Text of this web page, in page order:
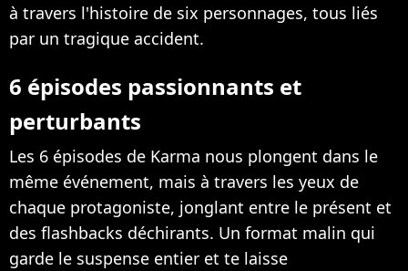
à travers l'histoire de six personnages, tous liés
par un tragique accident.
6 épisodes passionnants et
perturbants
Les 6 épisodes de Karma nous plongent dans le
même événement, mais à travers les yeux de
chaque protagoniste, jonglant entre le présent et
des flashbacks déchirants. Un format malin qui
garde le suspense entier et te laisse